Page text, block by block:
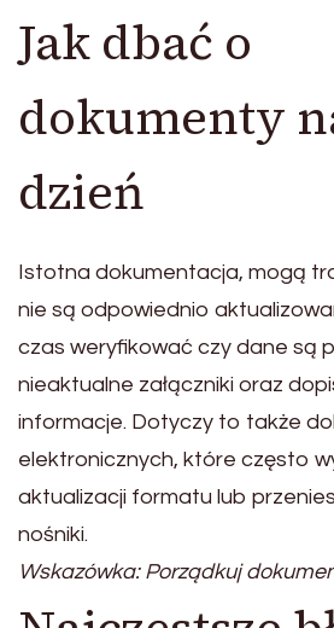
Jak dbać o
dokumenty
dzień
Istotna dokumentacja, mogą
nie są odpowiednio
czas weryfikować czy dane są
nieaktualne załączniki oraz
informacje. Dotyczy to także
elektronicznych, które często
aktualizacji formatu lub
nośniki.
Wskazówka: Porządkuj